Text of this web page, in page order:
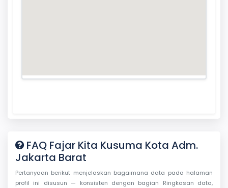
FAQ Fajar Kita Kusuma Kota Adm.
Jakarta Barat
Pertanyaan berikut menjelaskan bagaimana data pada halaman
profil ini disusun — konsisten dengan bagian Ringkasan data,